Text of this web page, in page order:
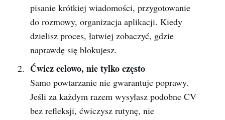
pisanie krótkiej wiadomości, przygotowanie
do rozmowy, organizacja aplikacji. Kiedy
dzielisz proces, łatwiej zobaczyć, gdzie
naprawdę się blokujesz.
Ćwicz celowo, nie tylko często
Samo powtarzanie nie gwarantuje poprawy.
Jeśli za każdym razem wysyłasz podobne CV
bez refleksji, ćwiczysz rutynę, nie